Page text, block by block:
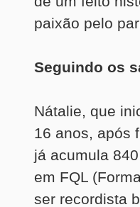
paixão pelo
Seguindo os
Nátalie, que
16 anos, após
já acumula
em FQL
ser recordista